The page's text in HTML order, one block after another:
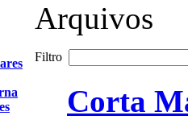
Arquivos
Filtro
Corta